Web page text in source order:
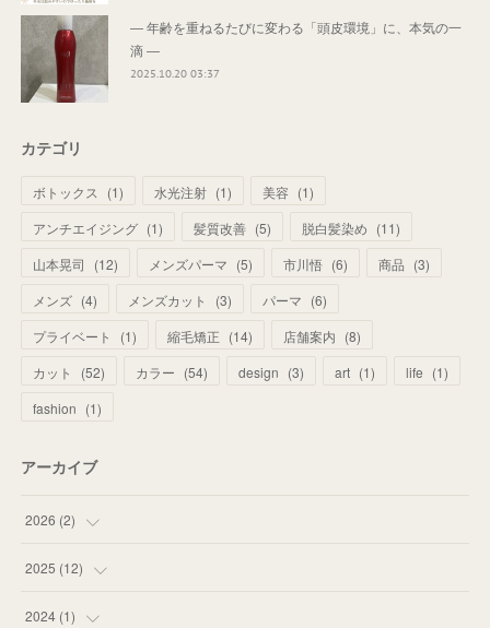
― 年齢を重ねるたびに変わる「頭皮環境」に、本気の一
滴 ―
2025.10.20 03:37
カテゴリ
ボトックス (1) 水光注射 (1) 美容 (1)
アンチエイジング (1) 髪質改善 (5) 脱白髪染め (11)
山本晃司
(12) メンズパーマ (5) 市川悟 (6) 商品 (3)
メンズ (4) メンズカット (3) パーマ (6)
プライベート
(1) 縮毛矯正 (14) 店舗案内 (8)
カット
(52) カラー (54) design (3) art (1) life (1)
fashion (1)
アーカイブ
2026 (2)
(1
( )
2025 (12)
( )
2024(1)